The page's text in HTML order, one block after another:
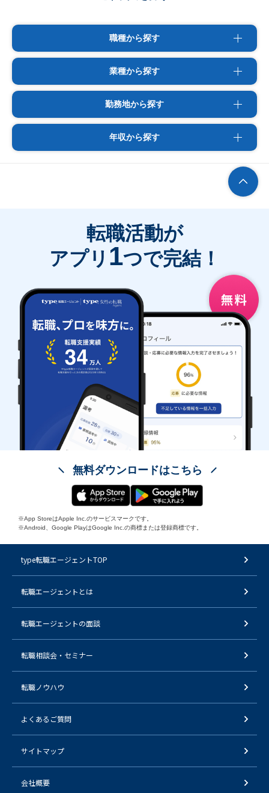
職種から探す
業種から探す
勤務地から探す
年収から探す
転職活動が
アプリ 1つで完結！
無料ダウンロードはこちら
※App StoreはApple Inc.のサービスマークです。
※Android、Google PlayはGoogle Inc.の商標または登録商標です。
type転職エージェントTOP
転職エージェントとは
転職エージェントの面談
転職相談会・セミナー
転職ノウハウ
よくあるご質問
サイトマップ
会社概要